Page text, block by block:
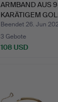
ARMBAND AUS
KARÄTIGEM
KINDER.
Beendet 26. Jun
3 Gebote
108 USD